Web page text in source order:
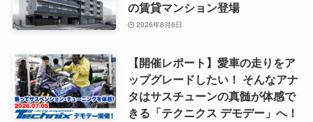
の賃貸マンション登場
2026年8月6日
【開催レポート】愛車の走りをア
ップグレードしたい！ そんなアナ
タはサスチューンの真髄が体感で
きる「テクニクス デモデー」へ！